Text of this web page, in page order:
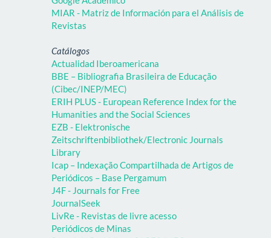
MIAR - Matriz de Información para el Análisis de
Revistas
Catálogos
Actualidad Iberoamericana
BBE – Bibliografia Brasileira de Educação
(Cibec/INEP/MEC)
ERIH PLUS - European Reference Index for the
Humanities and the Social Sciences
EZB - Elektronische
Zeitschriftenbibliothek/Electronic Journals
Library
Icap – Indexação Compartilhada de Artigos de
Periódicos – Base Pergamum
J4F - Journals for Free
JournalSeek
LivRe - Revistas de livre acesso
Periódicos de Minas